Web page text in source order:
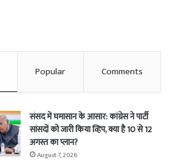
Popular Comments
संसद में घमासान के आसार: कांग्रेस ने पार्टी
सांसदों को जारी किया व्हिप, क्या है 10 से 12
अगस्त का प्लान?
August 7, 2026